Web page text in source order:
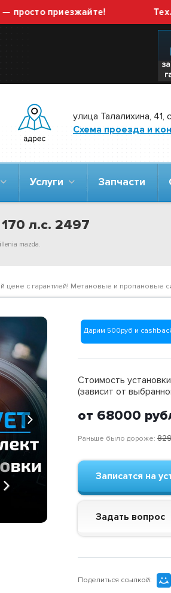
приезжайте!
улица Талалихина, 41,
Схема проезда и
Услуги Запчасти
л.с. 2497
mazda.
цене с гарантией! Метановые и пропановые
Next
Дарим 500руб и
Стоимость
(зависит от
от 68000
Раньше было дороже:
Записатся на
Задать вопрос
Поделиться ссылкой: